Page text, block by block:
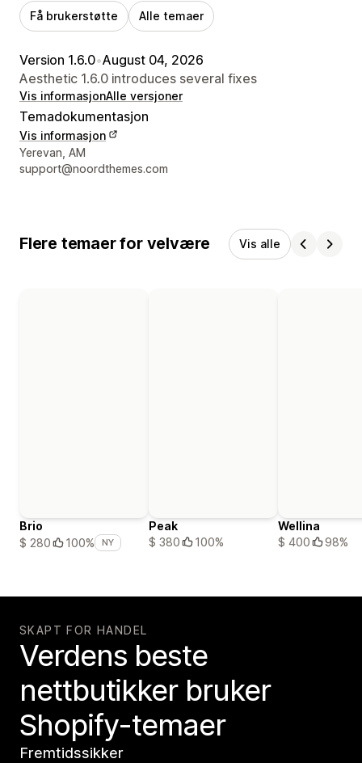
Få brukerstøtte Alle temaer
Version 1.6.0•August 04, 2026
Aesthetic 1.6.0 introduces several fixes
Vis informasjonAlle versjoner
Temadokumentasjon
Vis informasjon
Designerens kontaktinfo
Yerevan, AM
support@noordthemes.com
Flere temaer for velvære Vis alle
Brio
$ 280
100% NY
Peak
$ 380
100%
Wellina
$ 400
98%
SKAPT FOR HANDEL
Verdens beste
nettbutikker bruker
Shopify-temaer
Fremtidssikker